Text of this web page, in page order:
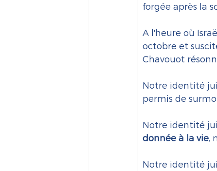
forgée après la
A l'heure où
octobre et
Chavouot
Notre identité
permis de
Notre identité
donnée à la vie,
Notre identité